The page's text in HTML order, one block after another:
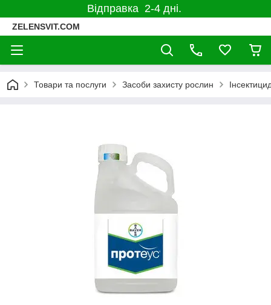
Відправка 2-4 дні.
ZELENSVIT.COM
Товари та послуги Засоби захисту рослин